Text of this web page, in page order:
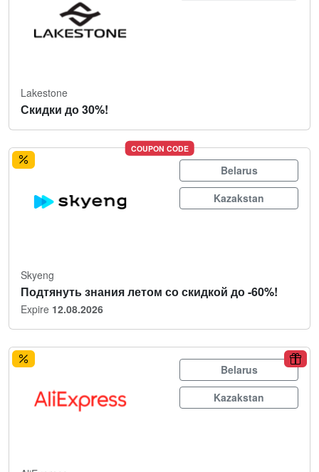
Lakestone
Скидки до 30%!
COUPON CODE
Belarus
Kazakstan
Skyeng
Подтянуть знания летом со скидкой до -60%!
Expire 12.08.2026
Belarus
Kazakstan